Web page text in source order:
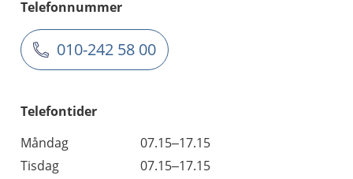
Telefonnummer
010-242 58 00
Telefontider
Måndag
07.15–17.15
Tisdag
07.15–17.15